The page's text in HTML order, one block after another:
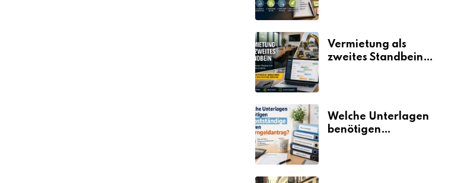
Vermietung als
zweites Standbein:
Umsätze machen
Welche Unterlagen
benötigen